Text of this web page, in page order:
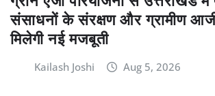
संसाधनों के संरक्षण और ग्रामीण
मिलेगी नई मजबूती
Kailash Joshi Aug 5, 2026